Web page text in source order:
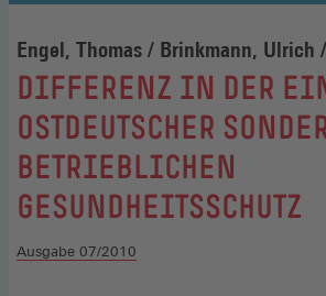
Engel, Thomas / Brinkmann, Ulrich
:
DIFFERENZ IN DER
OSTDEUTSCHER
BETRIEBLICHEN
GESUNDHEITSSCHUTZ
Ausgabe 07/2010